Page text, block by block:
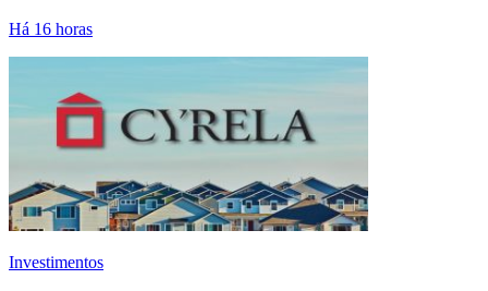
Há 16 horas
Investimentos